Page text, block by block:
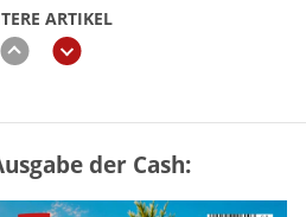
ARTIKEL
zurückweiter
Zutritt: Wann Mieter
müssen
der Cash: